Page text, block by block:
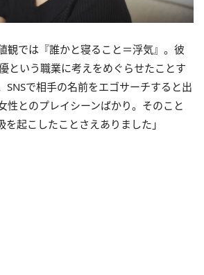
観では『誰かと寝ること＝浮気』。彼
という職業に考えをめぐらせたことす
SNSで相手の名前をエゴサーチすると出
性とのプレイシーンばかり。そのこと
を起こしたことさえありました」